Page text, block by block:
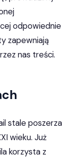
odpowiednie
zapewniają
nas treści.
stale poszerza
wieku. Już
korzysta z